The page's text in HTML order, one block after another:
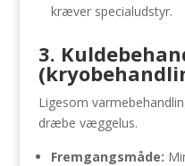
kræver specialudstyr.
3.
Ligesom
dræbe væggelus.
Fremgangsmåde: